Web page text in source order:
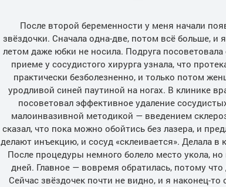
После второй беременности у меня начали
звёздочки. Сначала одна-две, потом всё больше, и
летом даже юбки не носила. Подруга посоветовала
приеме у сосудистого хирурга узнала, что
практически безболезненно, и только потом
уродливой синей паутиной на ногах. В клинике
посоветовал эффективное удаление
малоинвазивной методикой — введением
сказал, что пока можно обойтись без лазера, и
делают инъекцию, и сосуд «склеивается». Делала в
После процедуры немного болело место укола,
дней. Главное — вовремя обратилась, потому
Сейчас звёздочек почти не видно, и я наконец-